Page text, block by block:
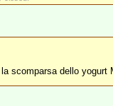
scomparsa dello